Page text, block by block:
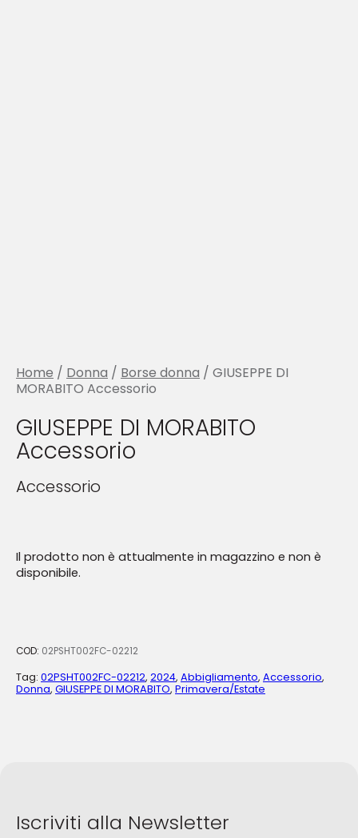
Home / Donna / Borse donna / GIUSEPPE DI
MORABITO Accessorio
GIUSEPPE DI MORABITO
Accessorio
Accessorio
Il prodotto non è attualmente in magazzino e non è
disponibile.
COD: 02PSHT002FC-02212
Tag: 02PSHT002FC-02212, 2024, Abbigliamento, Accessorio,
Donna, GIUSEPPE DI MORABITO, Primavera/Estate
Iscriviti alla Newsletter